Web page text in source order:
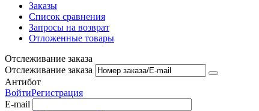
Заказы
Список сравнения
Запросы на возврат
Отложенные товары
Отслеживание заказа
Отслеживание заказа
Антибот
ВойтиРегистрация
E-mail